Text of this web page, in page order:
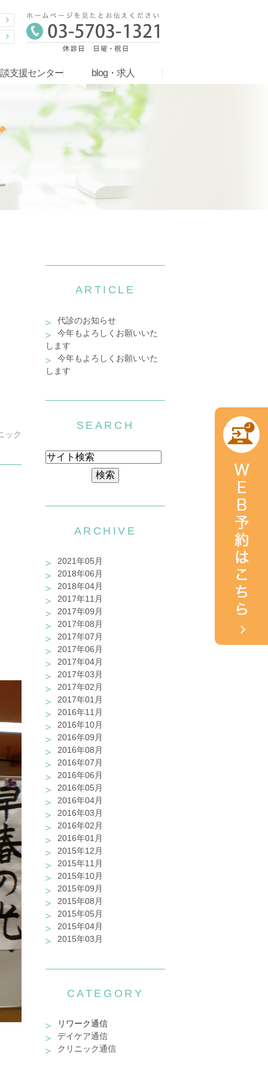
支援センター blog・求人
ック
ARTICLE
代診のお知らせ
今年もよろしくお願いいた
します
今年もよろしくお願いいた
します
SEARCH
ARCHIVE
2021年05月
2018年06月
2018年04月
2017年11月
2017年09月
2017年08月
2017年07月
2017年06月
2017年04月
2017年03月
2017年02月
2017年01月
2016年11月
2016年10月
2016年09月
2016年08月
2016年07月
2016年06月
2016年05月
2016年04月
2016年03月
2016年02月
2016年01月
2015年12月
2015年11月
2015年10月
2015年09月
2015年08月
2015年05月
2015年04月
2015年03月
CATEGORY
リワーク通信
デイケア通信
クリニック通信